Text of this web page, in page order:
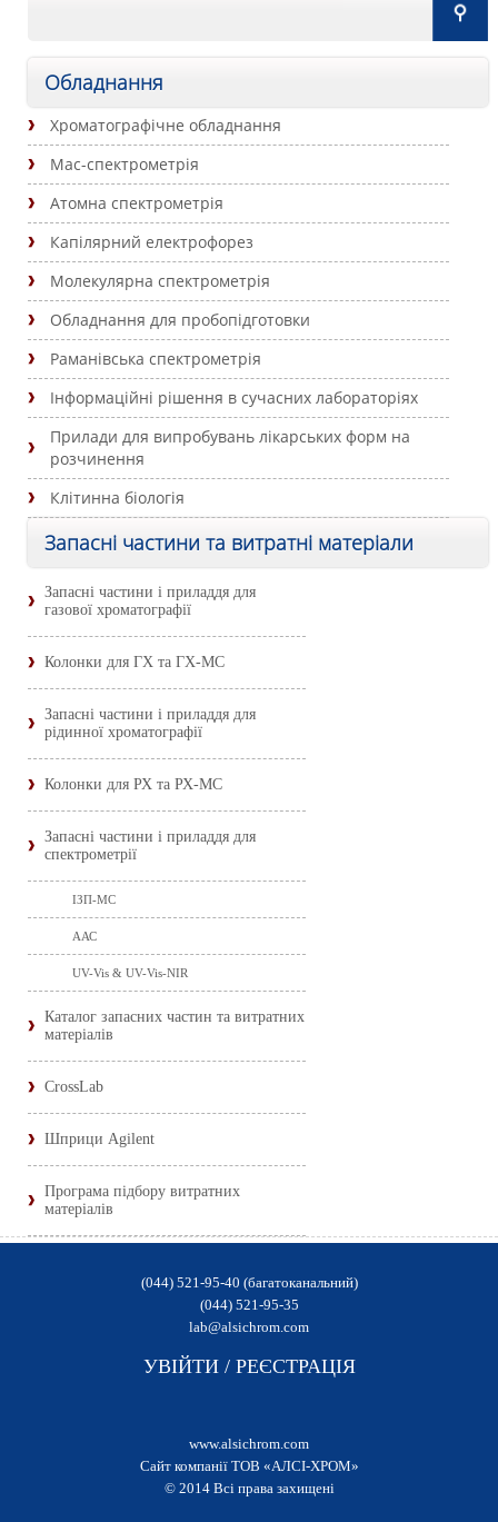
Обладнання
Хроматографічне обладнання
Мас-спектрометрія
Атомна спектрометрія
Капілярний електрофорез
Молекулярна спектрометрія
Обладнання для пробопідготовки
Раманівська спектрометрія
Інформаційні рішення в сучасних лабораторіях
Прилади для випробувань лікарських форм на
розчинення
Клітинна біологія
Запасні частини та витратні матеріали
Запасні частини і приладдя для
газової хроматографії
Колонки для ГХ та ГХ-МС
Запасні частини і приладдя для
рідинної хроматографії
Колонки для РХ та РХ-МС
Запасні частини і приладдя для
спектрометрії
ІЗП-МС
ААС
UV-Vis & UV-Vis-NIR
Каталог запасних частин та витратних
матеріалів
CrossLab
Шприци Agilent
Програма підбору витратних
матеріалів
(044) 521-95-40 (багатоканальний)
(044) 521-95-35
lab@alsichrom.com
УВІЙТИ/ РЕЄСТРАЦІЯ
www.alsichrom.com
Сайт компанії ТОВ «АЛСІ-ХРОМ»
© 2014 Всі права захищені